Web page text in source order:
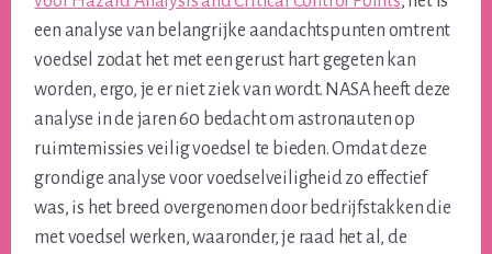
een analyse van belangrijke aandachtspunten omtrent
voedsel zodat het met een gerust hart gegeten kan
worden, ergo, je er niet ziek van wordt. NASA heeft deze
analyse in de jaren 60 bedacht om astronauten op
ruimtemissies veilig voedsel te bieden. Omdat deze
grondige analyse voor voedselveiligheid zo effectief
was, is het breed overgenomen door bedrijfstakken die
met voedsel werken, waaronder, je raad het al, de